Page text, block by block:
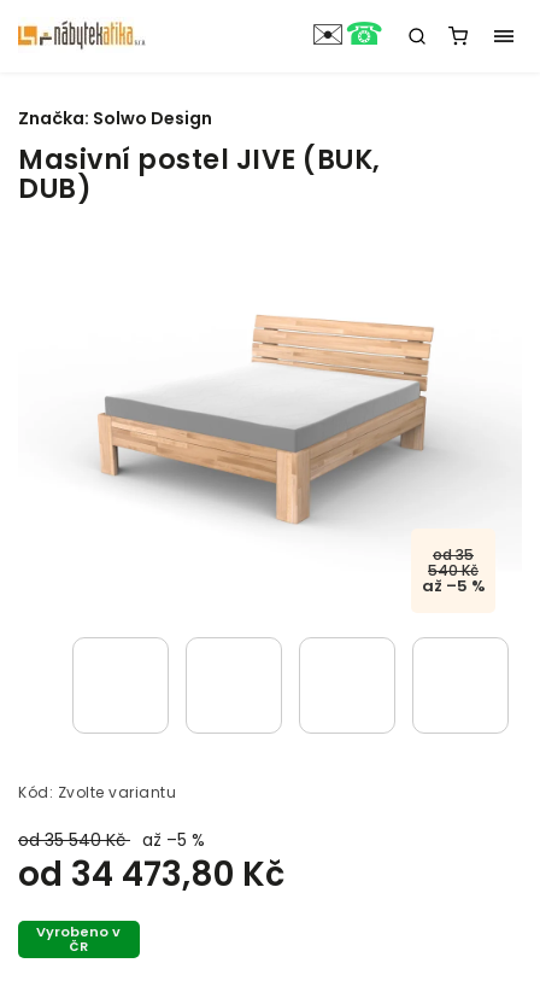
Masivní postel JIVE (BUK,
DUB)
od 35
540 Kč
až –5 %
Kód: Zvolte variantu
od 35 540 Kč až –5 %
od 34 473,80 Kč
Vyrobeno v
ČR
Značka: Solwo Design
✉️☎